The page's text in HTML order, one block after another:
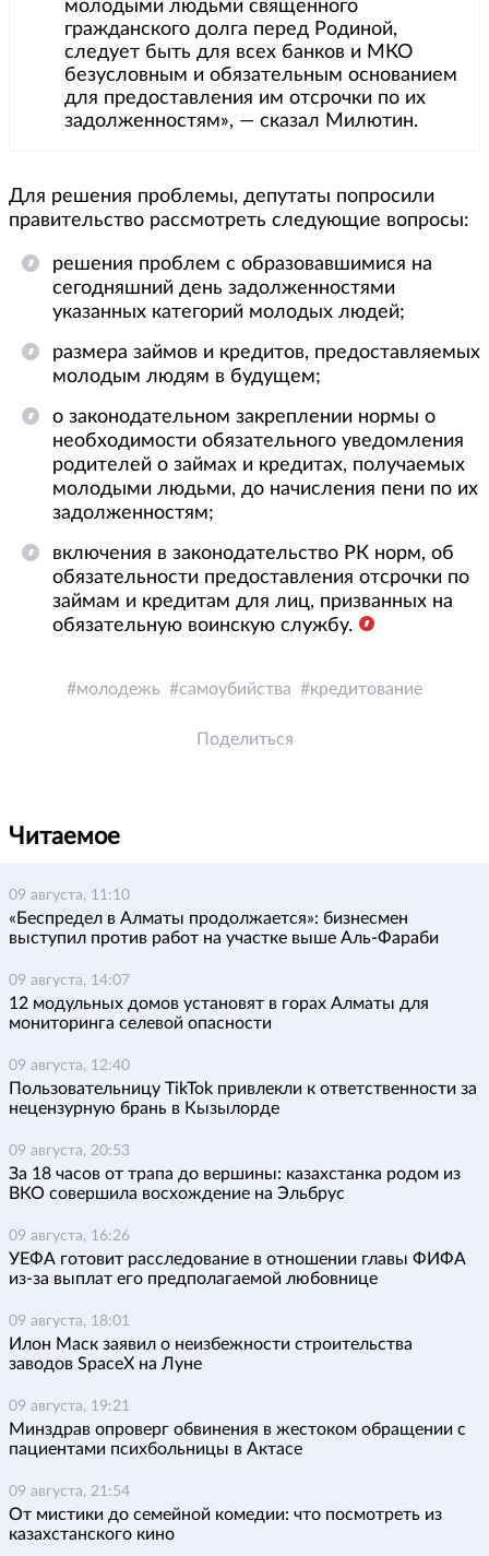
молодыми людьми священного
гражданского долга перед Родиной,
следует быть для всех банков и МКО
безусловным и обязательным основанием
для предоставления им отсрочки по их
задолженностям», — сказал Милютин.
Для решения проблемы, депутаты попросили
правительство рассмотреть следующие вопросы:
решения проблем с образовавшимися на
сегодняшний день задолженностями
указанных категорий молодых людей;
размера займов и кредитов, предоставляемых
молодым людям в будущем;
о законодательном закреплении нормы о
необходимости обязательного уведомления
родителей о займах и кредитах, получаемых
молодыми людьми, до начисления пени по их
задолженностям;
включения в законодательство РК норм, об
обязательности предоставления отсрочки по
займам и кредитам для лиц, призванных на
обязательную воинскую службу.
молодежь самоубийства кредитование
Поделиться
Читаемое
09 августа, 11:10
«Беспредел в Алматы продолжается»: бизнесмен
выступил против работ на участке выше Аль-Фараби
09 августа, 14:07
12 модульных домов установят в горах Алматы для
мониторинга селевой опасности
09 августа, 12:40
Пользовательницу TikTok привлекли к ответственности за
нецензурную брань в Кызылорде
09 августа, 20:53
За 18 часов от трапа до вершины: казахстанка родом из
ВКО совершила восхождение на Эльбрус
09 августа, 16:26
УЕФА готовит расследование в отношении главы ФИФА
из-за выплат его предполагаемой любовнице
09 августа, 18:01
Илон Маск заявил о неизбежности строительства
заводов SpaceX на Луне
09 августа, 19:21
Минздрав опроверг обвинения в жестоком обращении с
пациентами психбольницы в Актасе
09 августа, 21:54
От мистики до семейной комедии: что посмотреть из
казахстанского кино